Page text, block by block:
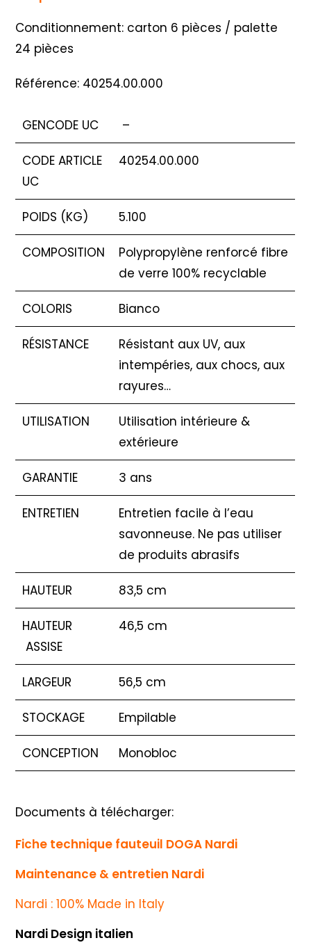
Conditionnement: carton 6 pièces / palette
24 pièces
Référence: 40254.00.000
GENCODE UC –
CODE ARTICLE
UC
40254.00.000
POIDS (KG) 5.100
COMPOSITION
Polypropylène renforcé fibre
de verre 100% recyclable
COLORIS Bianco
RÉSISTANCE
Résistant aux UV, aux
intempéries, aux chocs, aux
rayures…
UTILISATION
Utilisation intérieure &
extérieure
GARANTIE 3 ans
ENTRETIEN
Entretien facile à l’eau
savonneuse. Ne pas utiliser
de produits abrasifs
HAUTEUR 83,5 cm
HAUTEUR
ASSISE
46,5 cm
LARGEUR 56,5 cm
STOCKAGE Empilable
CONCEPTION Monobloc
Documents à télécharger:
Fiche technique fauteuil DOGA Nardi
Maintenance & entretien Nardi
Nardi : 100% Made in Italy
Nardi Design italien